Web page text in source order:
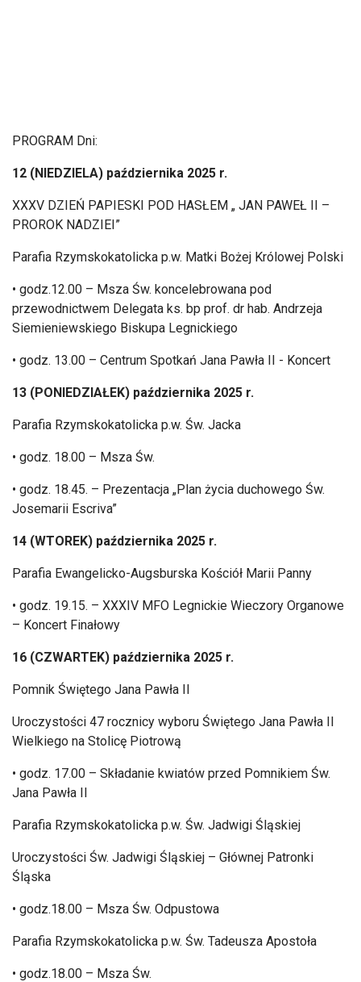
PROGRAM Dni:
12 (NIEDZIELA) października 2025 r.
XXXV DZIEŃ PAPIESKI POD HASŁEM „ JAN PAWEŁ II –
PROROK NADZIEI”
Parafia Rzymskokatolicka p.w. Matki Bożej Królowej Polski
• godz.12.00 – Msza Św. koncelebrowana pod
przewodnictwem Delegata ks. bp prof. dr hab. Andrzeja
Siemieniewskiego Biskupa Legnickiego
• godz. 13.00 – Centrum Spotkań Jana Pawła II - Koncert
13 (PONIEDZIAŁEK) października 2025 r.
Parafia Rzymskokatolicka p.w. Św. Jacka
• godz. 18.00 – Msza Św.
• godz. 18.45. – Prezentacja „Plan życia duchowego Św.
Josemarii Escriva”
14 (WTOREK) października 2025 r.
Parafia Ewangelicko-Augsburska Kościół Marii Panny
• godz. 19.15. – XXXIV MFO Legnickie Wieczory Organowe
– Koncert Finałowy
16 (CZWARTEK) października 2025 r.
Pomnik Świętego Jana Pawła II
Uroczystości 47 rocznicy wyboru Świętego Jana Pawła II
Wielkiego na Stolicę Piotrową
• godz. 17.00 – Składanie kwiatów przed Pomnikiem Św.
Jana Pawła II
Parafia Rzymskokatolicka p.w. Św. Jadwigi Śląskiej
Uroczystości Św. Jadwigi Śląskiej – Głównej Patronki
Śląska
• godz.18.00 – Msza Św. Odpustowa
Parafia Rzymskokatolicka p.w. Św. Tadeusza Apostoła
• godz.18.00 – Msza Św.